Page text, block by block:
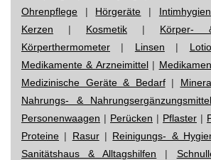
Ohrenpflege | Hörgeräte |
Kerzen | Kosmetik | Körper-
Körperthermometer | Linsen |
Medikamente & Arzneimittel|
Medizinische Geräte & Bedarf|
Nahrungs- & Nahrungsergänzungsmittel
Personenwaagen | Perücken | Pflaster |
Proteine | Rasur| Reinigungs- &
Sanitätshaus & Alltagshilfen |